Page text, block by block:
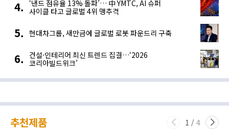
‘낸드 점유율 13% 돌파’… 中 YMTC, AI 슈퍼
사이클 타고 글로벌 4위 맹추격
현대차그룹, 새만금에 글로벌 로봇 파운드리 구축
건설·인테리어 최신 트렌드 집결…‘2026
코리아빌드위크’
추천제품 1 / 4